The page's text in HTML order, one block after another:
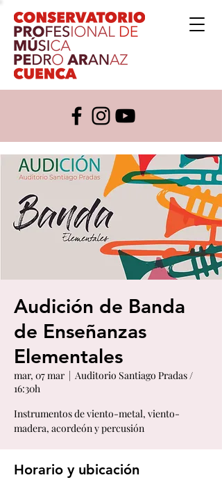
Audición de Banda
de Enseñanzas
Elementales
mar, 07 mar
  |
Auditorio Santiago Pradas /
16:30h
Instrumentos de viento-metal, viento-
madera, acordeón y percusión
Horario y ubicación